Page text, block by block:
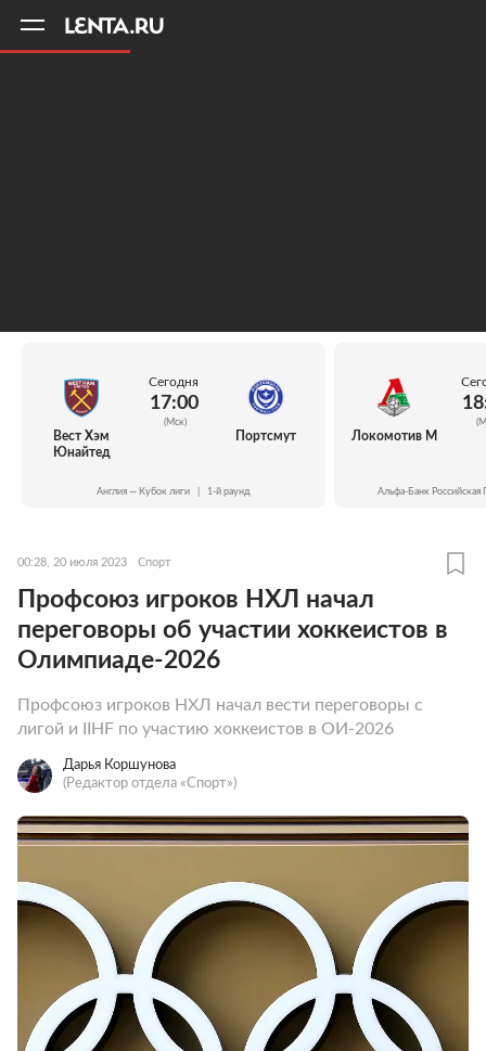
Вест Хэм
Юнайтед
Сегодня
17:00
(Мск)
Портсмут
Англия — Кубок лиги 1-й раунд
Локомотив М
Альфа-Банк Российская
00:28, 20 июля 2023 Спорт
Профсоюз игроков НХЛ начал
переговоры об участии хоккеистов в
Олимпиаде-2026
Профсоюз игроков НХЛ начал вести переговоры с
лигой и IIHF по участию хоккеистов в ОИ-2026
Дарья Коршунова
(Редактор отдела «Спорт»)